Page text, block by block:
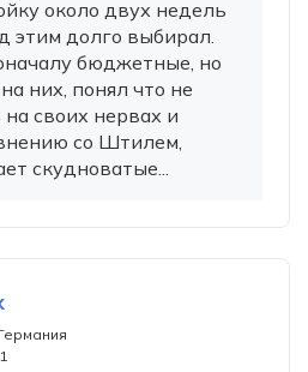
около двух недель
этим долго выбирал.
бюджетные, но
них, понял что не
своих нервах и
со Штилем,
скудноватые...
1